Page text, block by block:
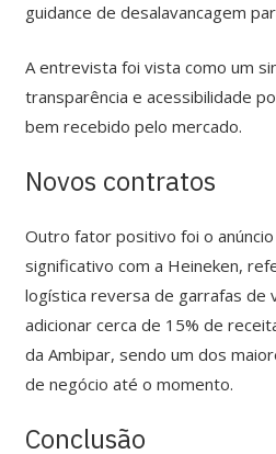
guidance de desalavancagem
A entrevista foi vista como um
transparência e acessibilidade
bem recebido pelo mercado.
Novos contratos
Outro fator positivo foi o
significativo com a Heineken,
logística reversa de garrafas de
adicionar cerca de 15% de
da Ambipar, sendo um dos
de negócio até o momento.
Conclusão